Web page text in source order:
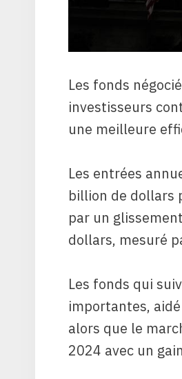
Les fonds
investisseurs
une meilleure
Les entrées
billion de dollars
par un
dollars, mesuré
Les fonds qui
importantes,
alors que le
2024 avec un